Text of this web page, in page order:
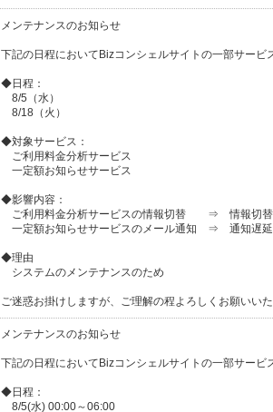
メンテナンスのお知らせ
下記の日程においてBizコンシェルサイトの一部サービ
◆日程：
8/5（水）
8/18（火）
◆対象サービス：
ご利用料金分析サービス
一定額お知らせサービス
◆影響内容：
ご利用料金分析サービスの情報切替 ⇒ 情報切替遅
一定額お知らせサービスのメール通知 ⇒ 通知遅延
◆理由
システムのメンテナンスのため
ご迷惑お掛けしますが、ご理解の程よろしくお願いいた
メンテナンスのお知らせ
下記の日程においてBizコンシェルサイトの一部サービ
◆日程：
8/5(水) 00:00～06:00